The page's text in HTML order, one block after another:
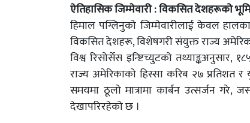
ऐतिहासिक जिम्मेवारी : विकसित देशहरूको
हिमाल पग्लिनुको जिम्मेवारीलाई केवल
विकसित देशहरू, विशेषगरी संयुक्त राज्य
विश्व रिसोर्सेस इन्ष्टिच्युटको
राज्य अमेरिकाको हिस्सा करिब २७ प्रतिशत
समयमा ठूलो मात्रामा कार्बन उत्सर्जन
देखापरिरहेको छ ।